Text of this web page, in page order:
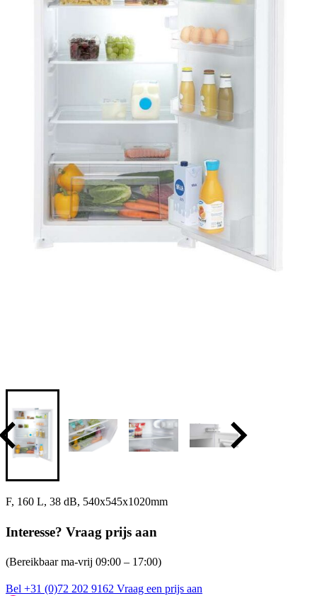
F, 160 L, 38 dB, 540x545x1020mm
Interesse? Vraag prijs aan
(Bereikbaar ma-vrij 09:00 – 17:00)
Bel +31 (0)72 202 9162 Vraag een prijs aan